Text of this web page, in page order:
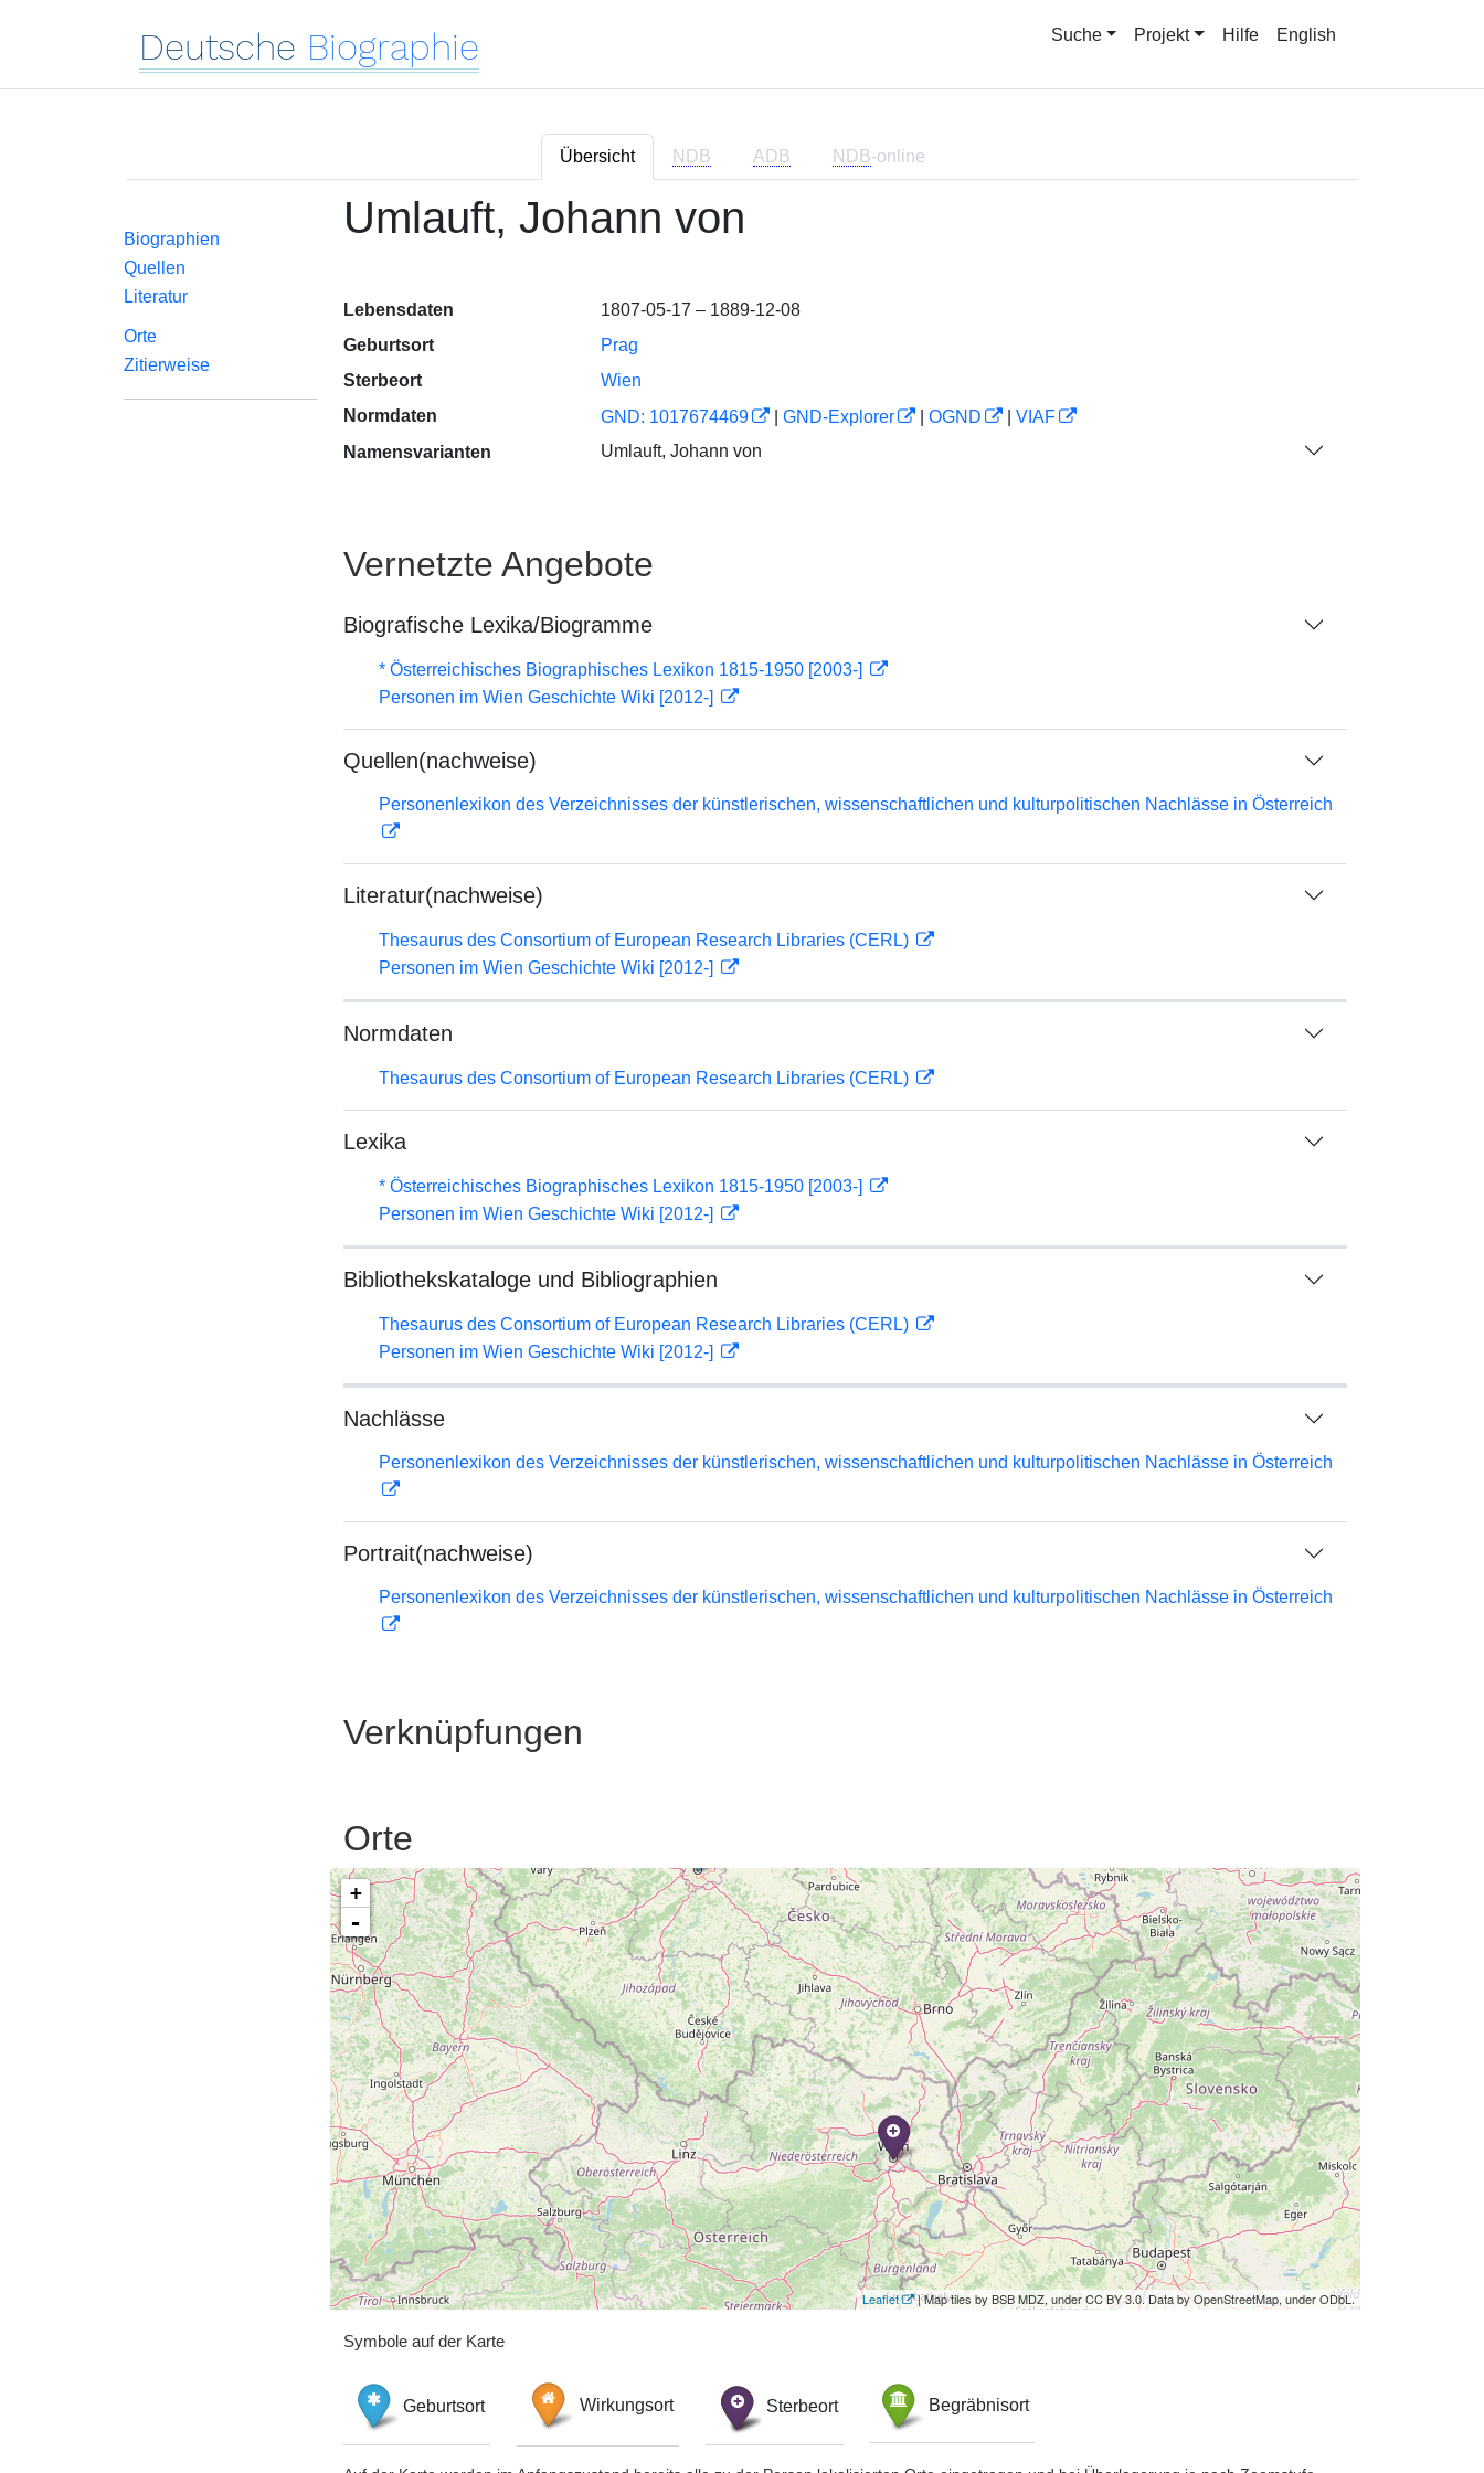
Deutsche Biographie Suche Projekt Hilfe English
Übersicht NDB ADB NDB-online
Biographien
Quellen
Literatur
Orte
Zitierweise
Umlauft, Johann von
Lebensdaten
1807-05-17 – 1889-12-08
Geburtsort
Prag
Sterbeort
Wien
Normdaten
GND: 1017674469 GND-Explorer OGND
VIAF
Namensvarianten
Umlauft, Johann von
Vernetzte Angebote
Biografische Lexika/Biogramme
* Österreichisches Biographisches Lexikon 1815-1950 [2003-]
Personen im Wien Geschichte Wiki [2012-]
Quellen(nachweise)
Personenlexikon des Verzeichnisses der künstlerischen, wissenschaftlichen und kulturpolitischen Nachlässe in Österreich
Literatur(nachweise)
Thesaurus des Consortium of European Research Libraries (CERL)
Personen im Wien Geschichte Wiki [2012-]
Normdaten
Thesaurus des Consortium of European Research Libraries (CERL)
Lexika
* Österreichisches Biographisches Lexikon 1815-1950 [2003-]
Personen im Wien Geschichte Wiki [2012-]
Bibliothekskataloge und Bibliographien
Thesaurus des Consortium of European Research Libraries (CERL)
Personen im Wien Geschichte Wiki [2012-]
Nachlässe
Personenlexikon des Verzeichnisses der künstlerischen, wissenschaftlichen und kulturpolitischen Nachlässe in Österreich
Portrait(nachweise)
Personenlexikon des Verzeichnisses der künstlerischen, wissenschaftlichen und kulturpolitischen Nachlässe in Österreich
Verknüpfungen
Orte
+
-
Leaflet | Map tiles by BSB MDZ, under CC BY 3.0. Data by OpenStreetMap, under ODbL.
Symbole auf der Karte
Geburtsort Wirkungsort Sterbeort Begräbnisort